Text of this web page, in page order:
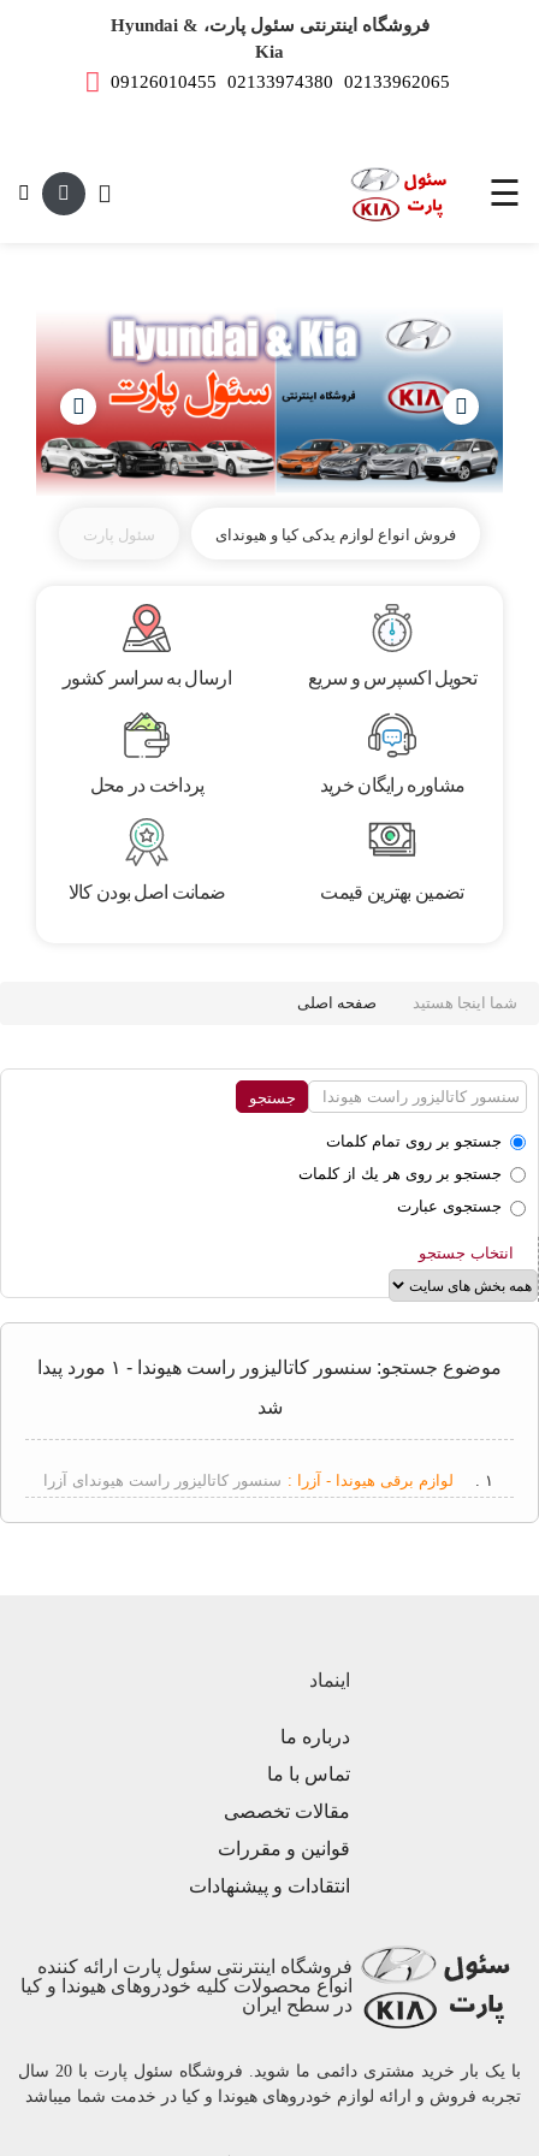
فروشگاه اینترنتی سئول پارت، Hyundai &
Kia
02133962065
02133974380
09126010455
یدکی
هیوندای
☰
فروش انواع لوازم یدکی کیا و هیوندای سئول پارت
تحویل اکسپرس و سریع ارسال به سراسر کشور
مشاوره رایگان خرید پرداخت در محل
تضمین بهترین قیمت ضمانت اصل بودن کالا
شما اینجا هستید صفحه اصلی
جستجو بر روی تمام كلمات
جستجو بر روی هر يك از كلمات
جستجوی عبارت
انتخاب جستجو
موضوع جستجو: سنسور کاتالیزور راست هیوندا - ۱ مورد پیدا
شد
۱ . لوازم برقی هیوندا - آزرا : سنسور کاتالیزور راست هیوندای آزرا
اینماد
درباره ما
تماس با ما
مقالات تخصصی
قوانین و مقررات
انتقادات و پیشنهادات
فروشگاه اینترنتی سئول پارت ارائه کننده
انواع محصولات کلیه خودروهای هیوندا و کیا
در سطح ایران
با یک بار خرید مشتری دائمی ما شوید. فروشگاه سئول پارت با 20 سال
تجربه فروش و ارائه لوازم خودروهای هیوندا و کیا در خدمت شما میباشد